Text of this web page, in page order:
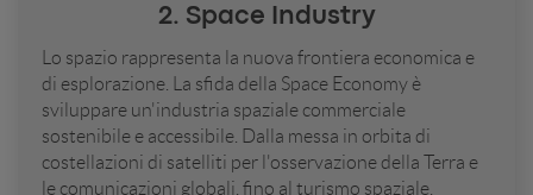
2. Space Industry
Lo spazio rappresenta la nuova frontiera economica e
di esplorazione. La sfida della Space Economy è
sviluppare un'industria spaziale commerciale
sostenibile e accessibile. Dalla messa in orbita di
costellazioni di satelliti per l'osservazione della Terra e
le comunicazioni globali, fino al turismo spaziale,